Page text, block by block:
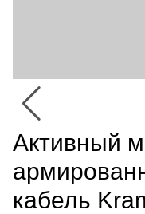
Активный
кабель